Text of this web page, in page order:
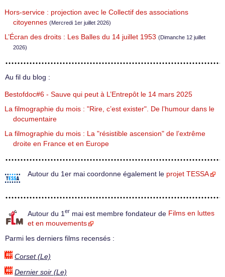
Hors-service : projection avec le Collectif des associations
citoyennes (Mercredi 1er juillet 2026)
L’Écran des droits : Les Balles du 14 juillet 1953 (Dimanche 12 juillet
2026)
Au fil du blog :
Bestofdoc#6 - Sauve qui peut à L’Entrepôt le 14 mars 2025
La filmographie du mois : "Rire, c’est exister". De l’humour dans le
documentaire
La filmographie du mois : La "résistible ascension" de l’extrême
droite en France et en Europe
Autour du 1er mai coordonne également le projet TESSA
Autour du 1 er mai est membre fondateur de Films en luttes
et en mouvements
Parmi les derniers films recensés :
Corset (Le)
Dernier soir (Le)